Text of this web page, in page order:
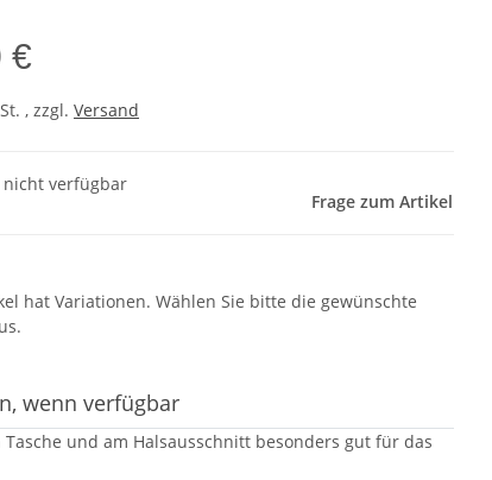
€
, zzgl. Versand
verfügbar
Frage zum Artikel
hat Variationen. Wählen Sie bitte die gewünschte
wenn verfügbar
und am Halsausschnitt besonders gut für das